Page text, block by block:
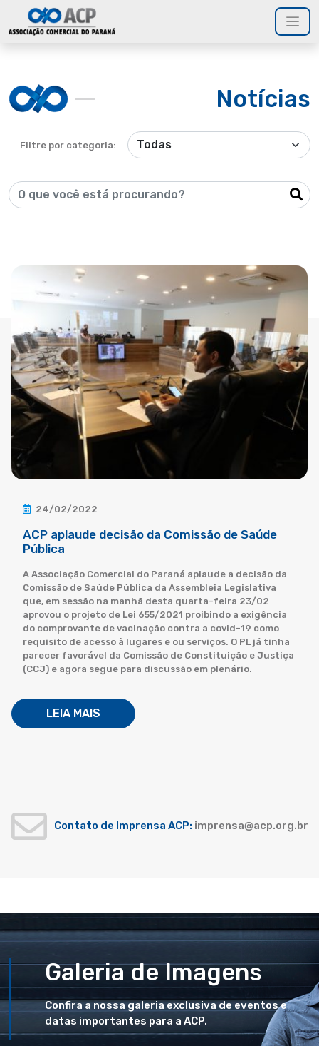
Notícias
Filtre por categoria:
24/02/2022
ACP aplaude decisão da Comissão de Saúde
Pública
A Associação Comercial do Paraná aplaude a decisão da
Comissão de Saúde Pública da Assembleia Legislativa
que, em sessão na manhã desta quarta-feira 23/02
aprovou o projeto de Lei 655/2021 proibindo a exigência
do comprovante de vacinação contra a covid-19 como
requisito de acesso à lugares e ou serviços. O PL já tinha
parecer favorável da Comissão de Constituição e Justiça
(CCJ) e agora segue para discussão em plenário.
LEIA MAIS
Contato de Imprensa ACP: imprensa@acp.org.br
Galeria de Imagens
Confira a nossa galeria exclusiva de eventos e
datas importantes para a ACP.